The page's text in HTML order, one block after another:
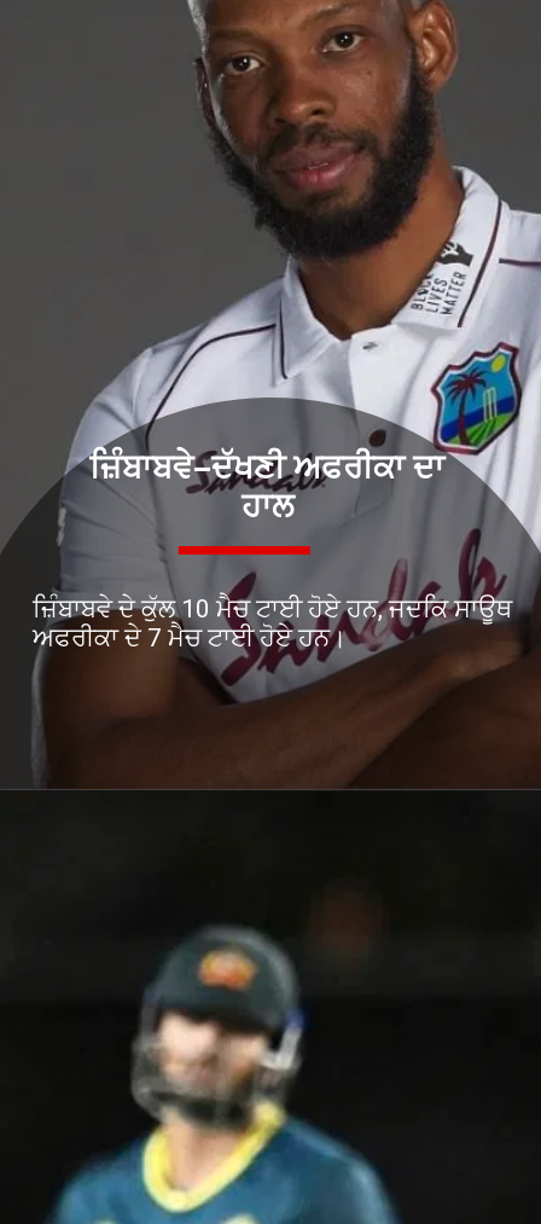
ਜ਼ਿੰਬਾਬਵੇ–ਦੱਖਣੀ ਅਫਰੀਕਾ ਦਾ
ਹਾਲ
ਜ਼ਿੰਬਾਬਵੇ ਦੇ ਕੁੱਲ 10 ਮੈਚ ਟਾਈ ਹੋਏ ਹਨ, ਜਦਕਿ ਸਾਊਥ
ਅਫਰੀਕਾ ਦੇ 7 ਮੈਚ ਟਾਈ ਹੋਏ ਹਨ।